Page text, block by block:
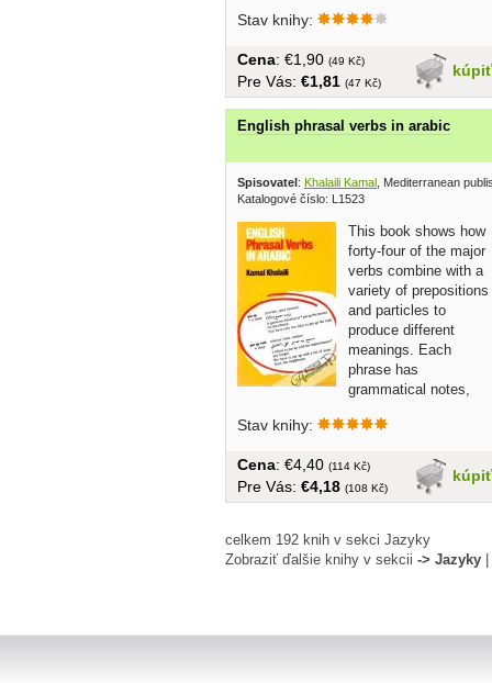
Stav knihy:
kúpiť
Cena: €1,90 (49 Kč)
Pre Vás: €1,81 (47 Kč)
English phrasal verbs in arabic
Spisovatel: Khalaili Kamal , Mediterranean
Katalogové číslo: L1523
This book shows how
forty-four of the major
verbs combine with a
variety of prepositions
and particles to
produce different
meanings. Each
phrase has
grammatical notes,
Stav knihy:
kúpiť
Cena: €4,40 (114 Kč)
Pre Vás: €4,18 (108 Kč)
celkem 192 knih v sekci Jazyky
Zobraziť ďalšie knihy v sekcii -> Jazyky